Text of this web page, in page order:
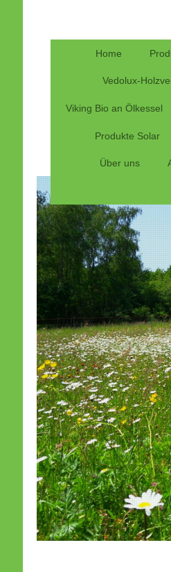
Home
Vedolux-
Viking Bio an Ölkessel
Produkte Solar
Über uns